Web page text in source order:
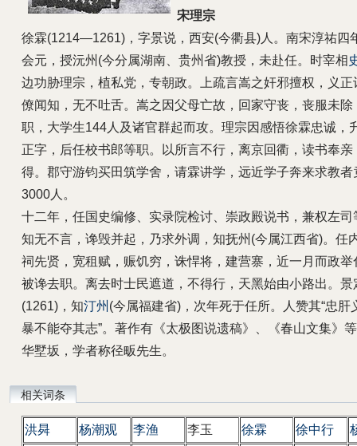
宋理宗
徐霖(1214—1261)，字景说，西安(今衢县)人。南宋淳祐四
会元，授沅州(今分属湖南、贵州省)教授，未赴任。时宰相
边功胁理宗，植私党，专朝政。上疏言嵩之奸邪擅权，义正
僚闻知，无不吐舌。嵩之因父母亡故，回家守丧，丧服未除
职，大学生144人及诸官群起而攻。理宗因感悟徐霖忠诚，
正字，后任校书郎等职。以所言不行，离京回衢，读书奉亲
得。郡守游钧买田筑学舍，请霖讲学，远近学子奔来求教者
3000人。
十二年，任国史编修、实录院检讨、崇政殿说书，兼权左司
知无不言，谗毁并起，乃求外调，知抚州(今属江西省)。任
祠先贤，宽租赋，赈饥穷，诛悍将，建营寨，近一月而政举
被谗去职。离去时士民遮道，不得行，天黑始由小路出。景
(1261)，知汀州 (今属福建省)，次年死于任所。人赞其“忠肝
暴不能夺其志”。著作有《太极图说遗稿》、《春山文集》
华墅坂，学者称径畈先生。
相关词条
洪曻 杨潮观 李渔 李玉 徐霖 徐中行